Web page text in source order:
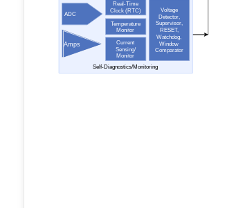
Self-Diagnostics/Monitoring
Real-Time
Clock (RTC)
Temperature
Monitor
Voltage
Detector,
Supervisor,
RESET,
Watchdog,
Window
Comparator
Current
Sensing/
Monitor
Amps
ADC